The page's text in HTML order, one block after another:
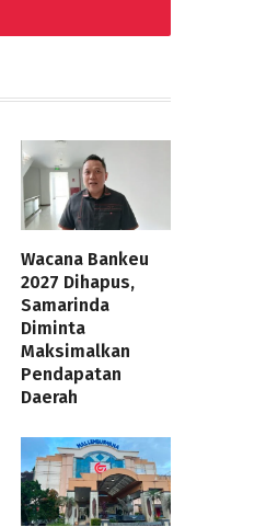
Wacana Bankeu
2027 Dihapus,
Samarinda
Diminta
Maksimalkan
Pendapatan
Daerah